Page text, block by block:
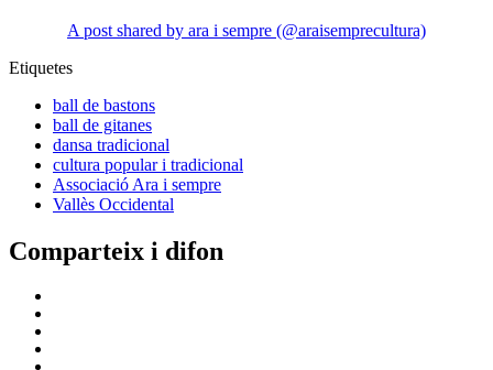
A post shared by ara i sempre (@araisemprecultura)
Etiquetes
ball de bastons
ball de gitanes
dansa tradicional
cultura popular i tradicional
Associació Ara i sempre
Vallès Occidental
Comparteix i difon